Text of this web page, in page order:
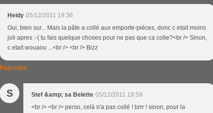
Heidy 05/12/2011 19:36
Oui, bien sur... Mais la pâte a collé aux emporte-piéces, donc c etait moins
joli apres :-( tu fais quelque choses pour ne pas que ca colle?<br /> Sinon,
c etait wouaou ...<br /> <br /> Bizz
Répondre
S Stef &amp; sa Belette 05/12/2011 19:59
<br /> <br /> perso, celà n'a pas collé ! brrr ! sinon, pour la